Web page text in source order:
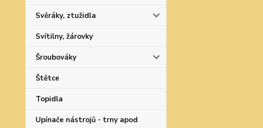
Svěráky, ztužidla
Svítilny, žárovky
Šroubováky
Štětce
Topidla
Upínače nástrojů - trny apod